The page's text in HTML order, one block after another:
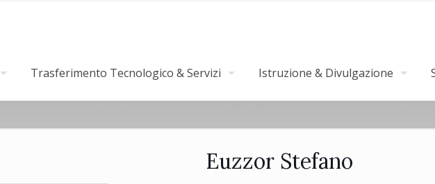
Trasferimento Tecnologico & Servizi Istruzione & Divulgazione
Euzzor Stefano